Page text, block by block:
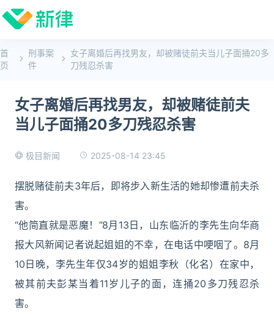
首
页
刑事案
件
女子离婚后再找男友，却被赌徒前夫当儿子面捅20多
刀残忍杀害
女子离婚后再找男友，却被赌徒前夫
当儿子面捅20多刀残忍杀害
极目新闻 2025-08-14 23:45
摆脱赌徒前夫3年后，即将步入新生活的她却惨遭前夫杀
害。
“他简直就是恶魔！”8月13日，山东临沂的李先生向华商
报大风新闻记者说起姐姐的不幸，在电话中哽咽了。8月
10日晚，李先生年仅34岁的姐姐李秋（化名）在家中，
被其前夫彭某当着11岁儿子的面，连捅20多刀残忍杀
害。